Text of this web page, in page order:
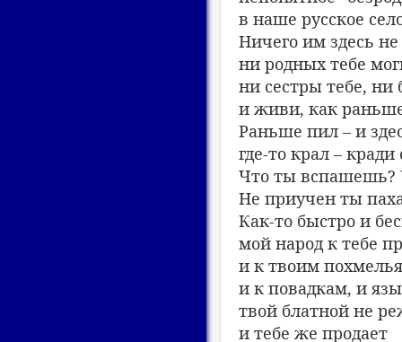
в наше русское
Ничего им здесь не
ни родных тебе
ни сестры тебе, ни
и живи, как
Раньше пил – и
где-то крал – кради
Что ты вспашешь?
Не приучен ты
Как-то быстро и
мой народ к тебе
и к твоим
и к повадкам, и
твой блатной не
и тебе же продает